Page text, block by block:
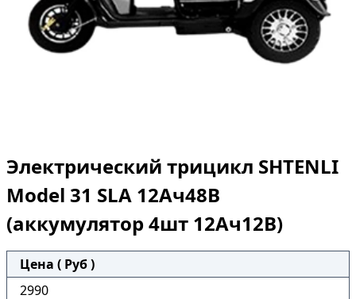
Электрический трицикл SHTENLI
Model 31 SLA 12Ач48В
(аккумулятор 4шт 12Ач12В)
Цена ( Руб )
2990